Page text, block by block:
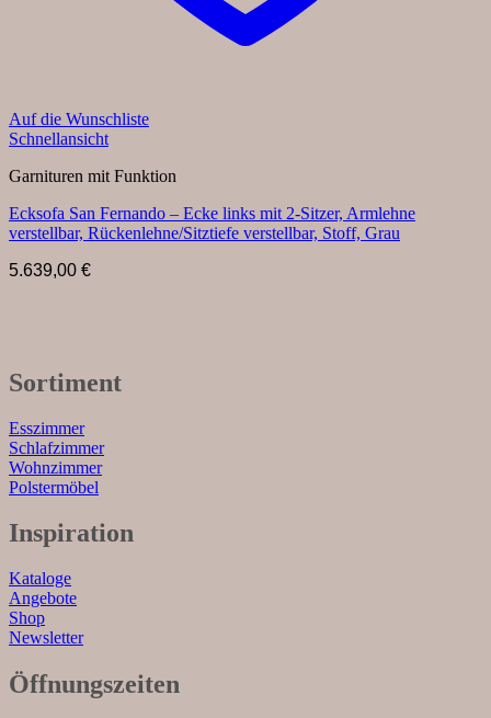
Auf die Wunschliste
Schnellansicht
Garnituren mit Funktion
Ecksofa San Fernando – Ecke links mit 2-Sitzer, Armlehne
verstellbar, Rückenlehne/Sitztiefe verstellbar, Stoff, Grau
5.639,00 €
Sortiment
Esszimmer
Schlafzimmer
Wohnzimmer
Polstermöbel
Inspiration
Kataloge
Angebote
Shop
Newsletter
Öffnungszeiten